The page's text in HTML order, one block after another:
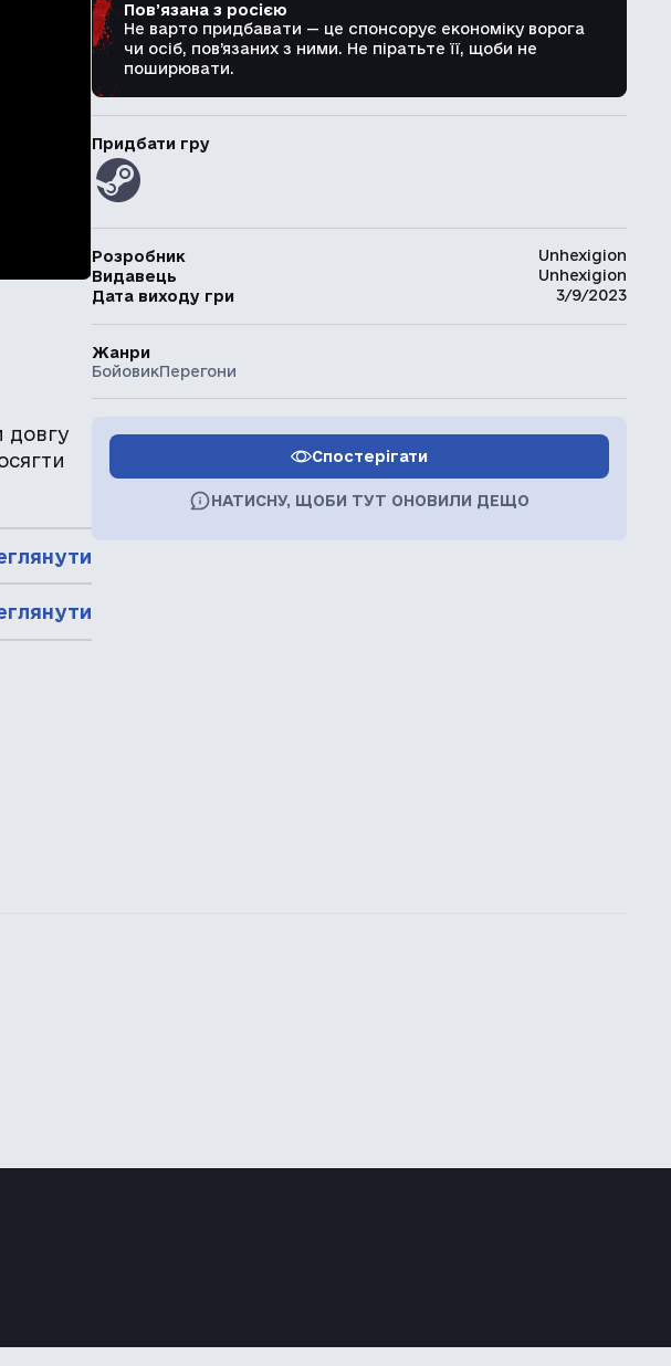
довгу
Пов’язана з росією
Не варто придбавати — це спонсорує економіку ворога
чи осіб, пов’язаних з ними. Не піратьте її, щоби не
поширювати.
Придбати гру
Розробник
Unhexigion
Видавець
Unhexigion
Дата виходу гри
3/9/2023
Жанри
БойовикПерегони
Спостерігати
НАТИСНУ, ЩОБИ ТУТ ОНОВИЛИ ДЕЩО